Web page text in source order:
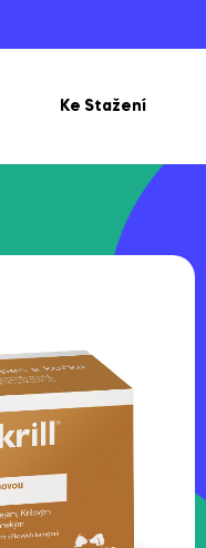
Ke Stažení